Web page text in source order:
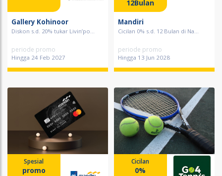
Gallery Kohinoor
Diskon s.d. 20% tukar Livin’po...
periode promo
Hingga 24 Feb 2027
12Bulan
Mandiri
Cicilan 0% s.d. 12 Bulan di Na...
periode promo
Hingga 13 Jun 2028
Spesial
promo
Cicilan
0%